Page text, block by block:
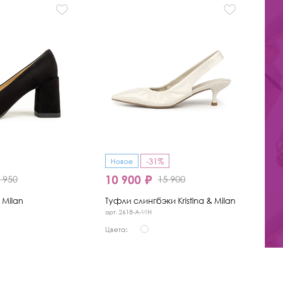
950
Milan
Новое -31%
10 900 ₽ 15 900
Туфли слингбэки Kristina & Milan
арт. 2618-A-WH
Цвета: